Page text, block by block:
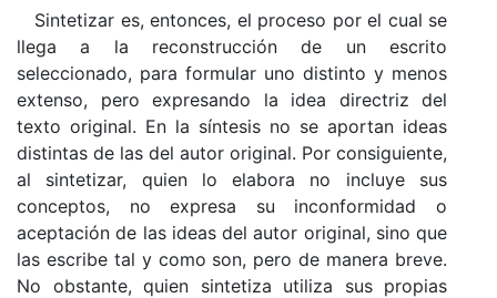
Sintetizar es, entonces, el proceso por el cual se
llega a la reconstrucción de un escrito
seleccionado, para formular uno distinto y menos
extenso, pero expresando la idea directriz del
texto original. En la síntesis no se aportan ideas
distintas de las del autor original. Por consiguiente,
al sintetizar, quien lo elabora no incluye sus
conceptos, no expresa su inconformidad o
aceptación de las ideas del autor original, sino que
las escribe tal y como son, pero de manera breve.
No obstante, quien sintetiza utiliza sus propias